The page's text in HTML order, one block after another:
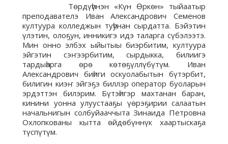
Төрдүһүнэн «Күн Өркөн» тыйаатыр
преподавателэ Иван Александрович Семенов
култуура колледжын туһунан сырдатта. Бэйэтин
үлэтин, олоҕун, инникигэ идэ таларга сүбэлээтэ.
Мин онно элбэх ыйытыы биэрбитим, култуура
эйгэтин сэҥээрбитим, сырдыкка, билиигэ
тардыһарга өрө көтөҕүллүбүтүм. Иван
Александрович биһиги оскуолабытын бүтэрбит,
билигин киэҥ эйгэҕэ биллэр оператор буоларын
эрдэттэн билэрим. Бүтэһигэр махтанан баран,
кинини уонна улуустааҕы үөрэҕирии салаатын
начальнигын солбуйааччыта Зинаида Петровна
Охлопкованы кытта өйдөбүннүк хаартыскаҕа
түспүтүм.